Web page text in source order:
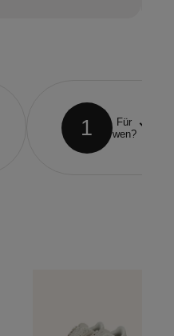
1
Für
wen?